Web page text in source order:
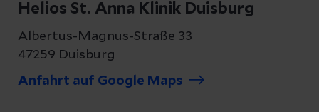
Helios St. Anna Klinik Duisburg
Albertus-Magnus-Straße 33
47259 Duisburg
Anfahrt auf Google Maps